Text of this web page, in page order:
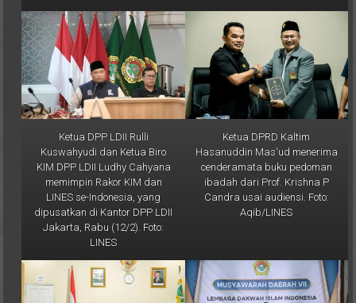
Ketua DPP LDII Rulli
Kuswahyudi dan Ketua Biro
KIM DPP LDII Ludhy Cahyana
memimpin Rakor KIM dan
LINES se-Indonesia, yang
dipusatkan di Kantor DPP LDII
Jakarta, Rabu (12/2). Foto:
LINES
Ketua DPRD Kaltim
Hasanuddin Mas'ud menerima
cenderamata buku pedoman
ibadah dari Prof. Krishna P
Candra usai audiensi. Foto:
Aqib/LINES